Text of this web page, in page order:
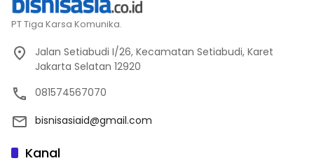
PT Tiga Karsa Komunika.
Jalan Setiabudi I/26, Kecamatan Setiabudi, Karet
Jakarta Selatan 12920
081574567070
bisnisasiaid@gmail.com
Kanal